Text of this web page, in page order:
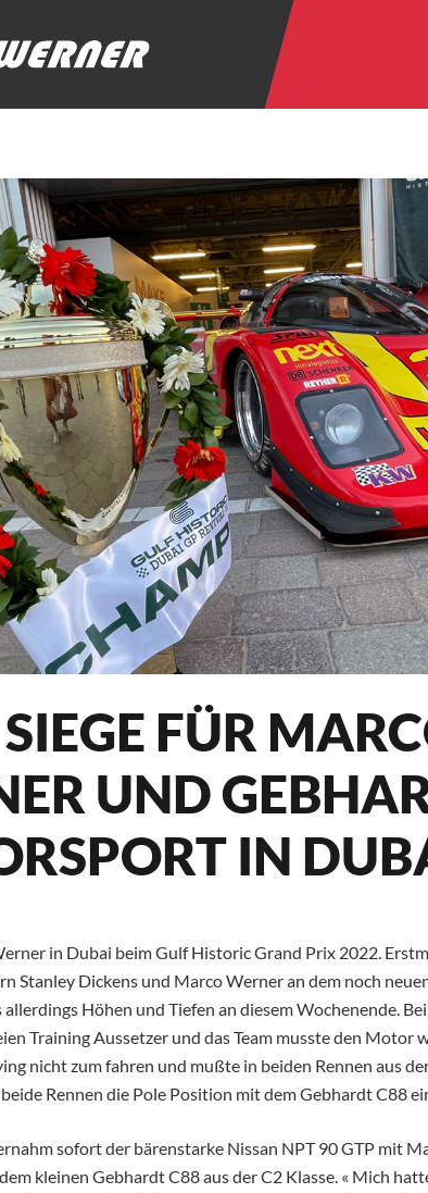
FÜR
UND
IN
in Dubai beim Gulf Historic Grand Prix 2022.
Stanley Dickens und Marco Werner an dem noch
Höhen und Tiefen an diesem Wochenende.
Training Aussetzer und das Team musste den Motor
nicht zum fahren und mußte in beiden Rennen aus
Rennen die Pole Position mit dem Gebhardt C88
sofort der bärenstarke Nissan NPT 90 GTP mit
kleinen Gebhardt C88 aus der C2 Klasse. « Mich